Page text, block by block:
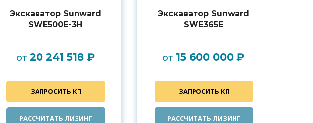
Экскаватор Sunward
SWE500E-3H
от 20 241 518 ₽
ЗАПРОСИТЬ КП
РАССЧИТАТЬ ЛИЗИНГ
Экскаватор Sunward
SWE365E
от 15 600 000 ₽
ЗАПРОСИТЬ КП
РАССЧИТАТЬ ЛИЗИНГ